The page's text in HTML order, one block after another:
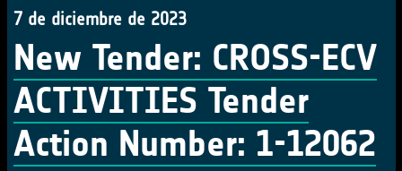
7 de diciembre de 2023
New Tender: CROSS-ECV
ACTIVITIES Tender
Action Number: 1-12062